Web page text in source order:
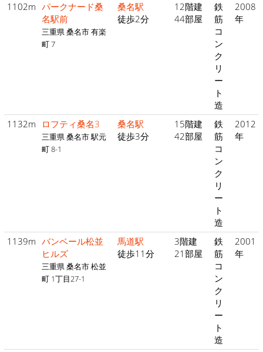
1102m パークナード桑
名駅前
三重県 桑名市 有楽
町 7
桑名駅
徒歩2分
12階建
44部屋
鉄
筋
コ
ン
ク
リ
ー
ト
造
2008
年
1132m ロフティ桑名3
三重県 桑名市 駅元
町 8-1
桑名駅
徒歩3分
15階建
42部屋
鉄
筋
コ
ン
ク
リ
ー
ト
造
2012
年
1139m バンベール松並
ヒルズ
三重県 桑名市 松並
町 1丁目27-1
馬道駅
徒歩11分
3階建
21部屋
鉄
筋
コ
ン
ク
リ
ー
ト
造
2001
年